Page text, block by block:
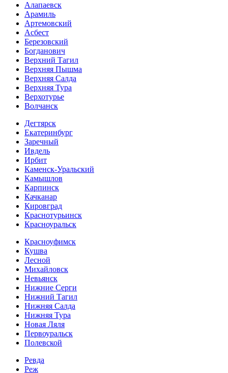
Алапаевск
Арамиль
Артемовский
Асбест
Березовский
Богданович
Верхний Тагил
Верхняя Пышма
Верхняя Салда
Верхняя Тура
Верхотурье
Волчанск
Дегтярск
Екатеринбург
Заречный
Ивдель
Ирбит
Каменск-Уральский
Камышлов
Карпинск
Качканар
Кировград
Краснотурьинск
Красноуральск
Красноуфимск
Кушва
Лесной
Михайловск
Невьянск
Нижние Серги
Нижний Тагил
Нижняя Салда
Нижняя Тура
Новая Ляля
Первоуральск
Полевской
Ревда
Реж